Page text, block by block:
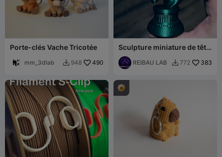
Porte-clés Vache Tricotée
mm_3dlab  948 490
Sculpture miniature de tête
d'animal, tigre debout
REIBAU LAB  772 383